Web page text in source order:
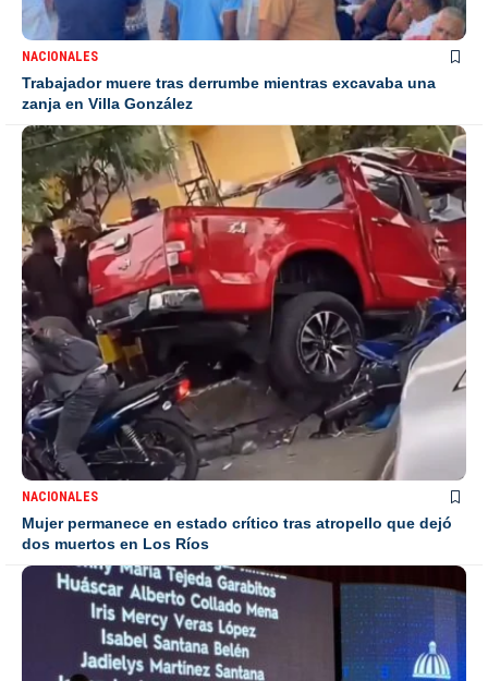
NACIONALES
Trabajador muere tras derrumbe mientras excavaba una
zanja en Villa González
NACIONALES
Mujer permanece en estado crítico tras atropello que dejó
dos muertos en Los Ríos